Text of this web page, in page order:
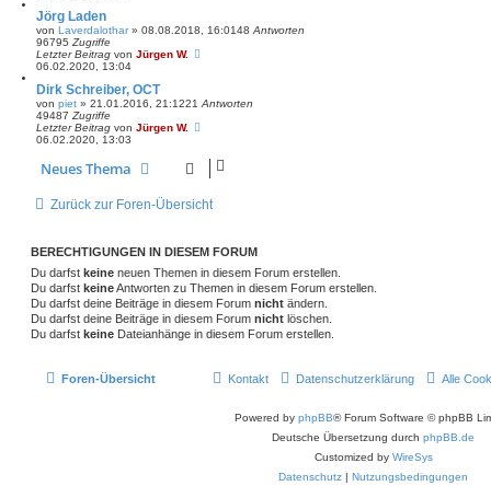
Jörg Laden
von Laverdalothar» 08.08.2018, 16:0148 Antworten
96795 Zugriffe
Letzter Beitrag von Jürgen W.
06.02.2020, 13:04
Dirk Schreiber, OCT
von piet » 21.01.2016, 21:1221 Antworten
49487 Zugriffe
Letzter Beitrag von Jürgen W.
06.02.2020, 13:03
Neues Thema
Zurück zur Foren-Übersicht
BERECHTIGUNGEN IN DIESEM FORUM
Du darfst keine neuen Themen in diesem Forum erstellen.
Du darfst keineAntworten zu Themen in diesem Forum erstellen.
Du darfst deine Beiträge in diesem Forum nicht ändern.
Du darfst deine Beiträge in diesem Forum nicht löschen.
Du darfst keine Dateianhänge in diesem Forum erstellen.
Foren-Übersicht Alle
Datenschutzerklärung
Kontakt
Powered by phpBB® Forum Software © phpBB
Deutsche Übersetzung durch phpBB.de
Customized by WireSys
Datenschutz
Nutzungsbedingungen